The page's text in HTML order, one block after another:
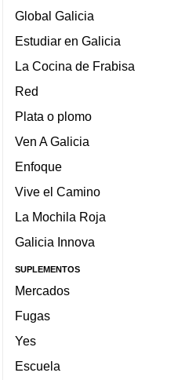
Global Galicia
Estudiar en Galicia
La Cocina de Frabisa
Red
Plata o plomo
Ven A Galicia
Enfoque
Vive el Camino
La Mochila Roja
Galicia Innova
SUPLEMENTOS
Mercados
Fugas
Yes
Escuela